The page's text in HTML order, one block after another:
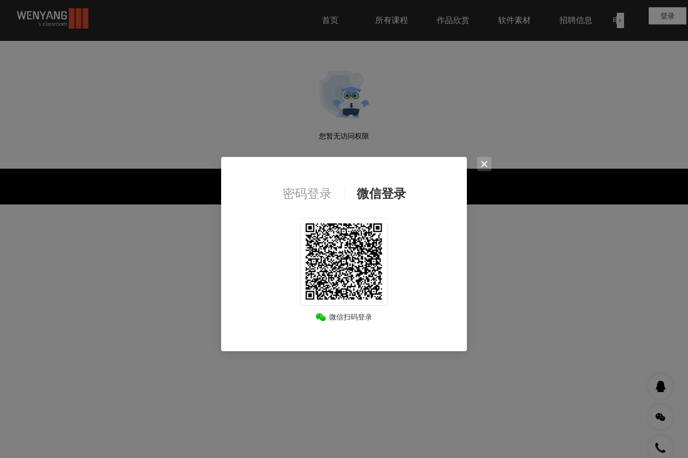
首页 所有课程 作品欣赏 软件素材 招聘信息 电脑设备销售
登录
您暂无访问权限
©2022 WENYANG'sclassroom 版权所有
密码登录 微信登录
微信扫码登录